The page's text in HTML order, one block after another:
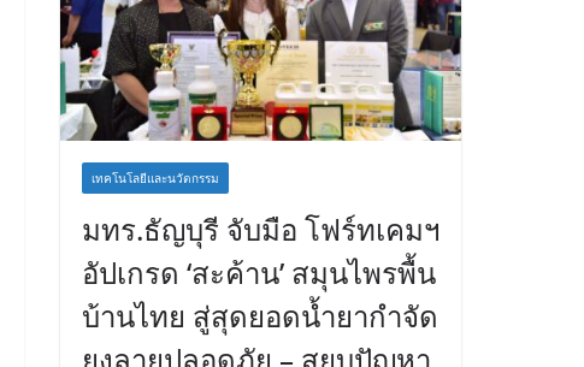
เทคโนโลยีและนวัตกรรม
มทร.ธัญบุรี จับมือ โฟร์ทเคมฯ
อัปเกรด ‘สะค้าน’ สมุนไพรพื้น
บ้านไทย สู่สุดยอดน้ำยากำจัด